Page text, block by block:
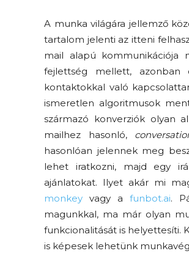
A munka világára jellemző
tartalom jelenti az itteni
mail alapú kommunikációja
fejlettség mellett, azonban
kontaktokkal való
ismeretlen algoritmusok
származó konverziók olyan
mailhez hasonló,
hasonlóan jelennek meg
lehet iratkozni, majd egy
ajánlatokat. Ilyet akár mi
monkey vagy a funbot.ai.
magunkkal, ma már olyan
funkcionalitását is helyettesíti.
is képesek lehetünk